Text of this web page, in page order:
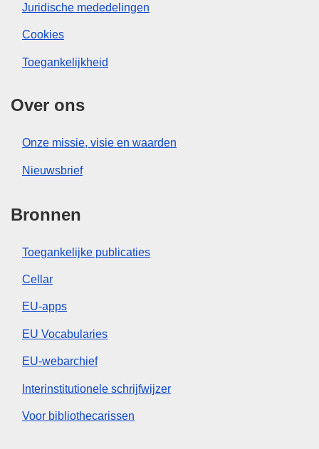
Juridische mededelingen
Cookies
Toegankelijkheid
Over ons
Onze missie, visie en waarden
Nieuwsbrief
Bronnen
Toegankelijke publicaties
Cellar
EU-apps
EU Vocabularies
EU-webarchief
Interinstitutionele schrijfwijzer
Voor bibliothecarissen